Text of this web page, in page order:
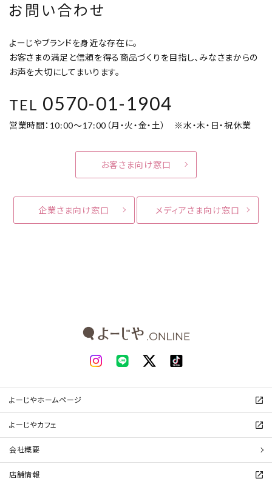
お問い合わせ
よーじやブランドを身近な存在に。
お客さまの満足と信頼を得る商品づくりを目指し、みなさまからの
お声を大切にしてまいります。
TEL 0570-01-1904
営業時間：10:00～17:00（月・火・金・土） ※水・木・日・祝休業
お客さま向け窓口
企業さま向け窓口 メディアさま向け窓口
よーじやホームページ
よーじやカフェ
会社概要
店舗情報